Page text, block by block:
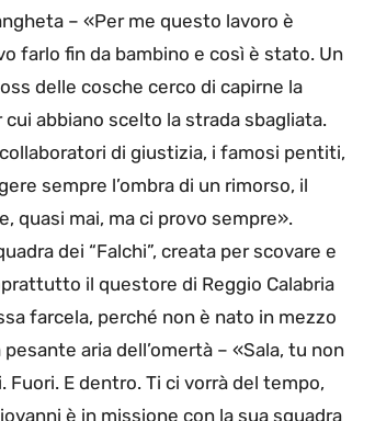
– «Per me questo lavoro è
farlo fin da bambino e così è stato. Un
delle cosche cerco di capirne la
abbiano scelto la strada sbagliata.
di giustizia, i famosi pentiti,
sempre l’ombra di un rimorso, il
quasi mai, ma ci provo sempre».
dei “Falchi”, creata per scovare e
il questore di Reggio Calabria
farcela, perché non è nato in mezzo
aria dell’omertà – «Sala, tu non
Fuori. E dentro. Ti ci vorrà del tempo,
è in missione con la sua squadra